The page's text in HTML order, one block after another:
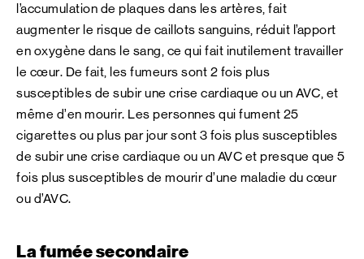
l’accumulation de plaques dans les artères, fait
augmenter le risque de caillots sanguins, réduit l’apport
en oxygène dans le sang, ce qui fait inutilement travailler
le cœur. De fait, les fumeurs sont 2 fois plus
susceptibles de subir une crise cardiaque ou un AVC, et
même d’en mourir. Les personnes qui fument 25
cigarettes ou plus par jour sont 3 fois plus susceptibles
de subir une crise cardiaque ou un AVC et presque que 5
fois plus susceptibles de mourir d’une maladie du cœur
ou d’AVC.
La fumée secondaire